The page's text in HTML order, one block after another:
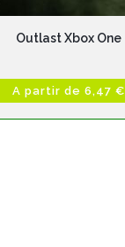
Outlast Xbox One
A partir de 6,47 €